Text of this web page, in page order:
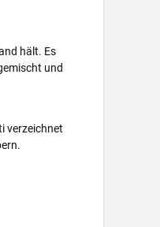
hält. Es
und
verzeichnet